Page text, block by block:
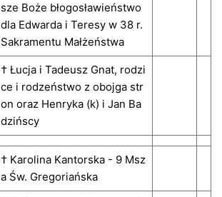
sze Boże błogosławieństwo
dla Edwarda i Teresy w 38 r.
Sakramentu Małżeństwa
† Łucja i Tadeusz Gnat, rodzi
ce i rodzeństwo z obojga str
on oraz Henryka (k) i Jan Ba
dzińscy
† Karolina Kantorska - 9 Msz
a Św. Gregoriańska